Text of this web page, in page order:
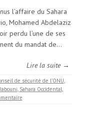
l’affaire du Sahara
Mohamed Abdelaziz
perdu l’une de ses
du mandat de…
Lire la suite →
de sécurité de l’ONU,
, Sahara Occidental,